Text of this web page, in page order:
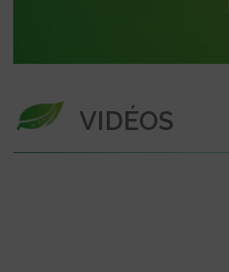
VIDÉOS